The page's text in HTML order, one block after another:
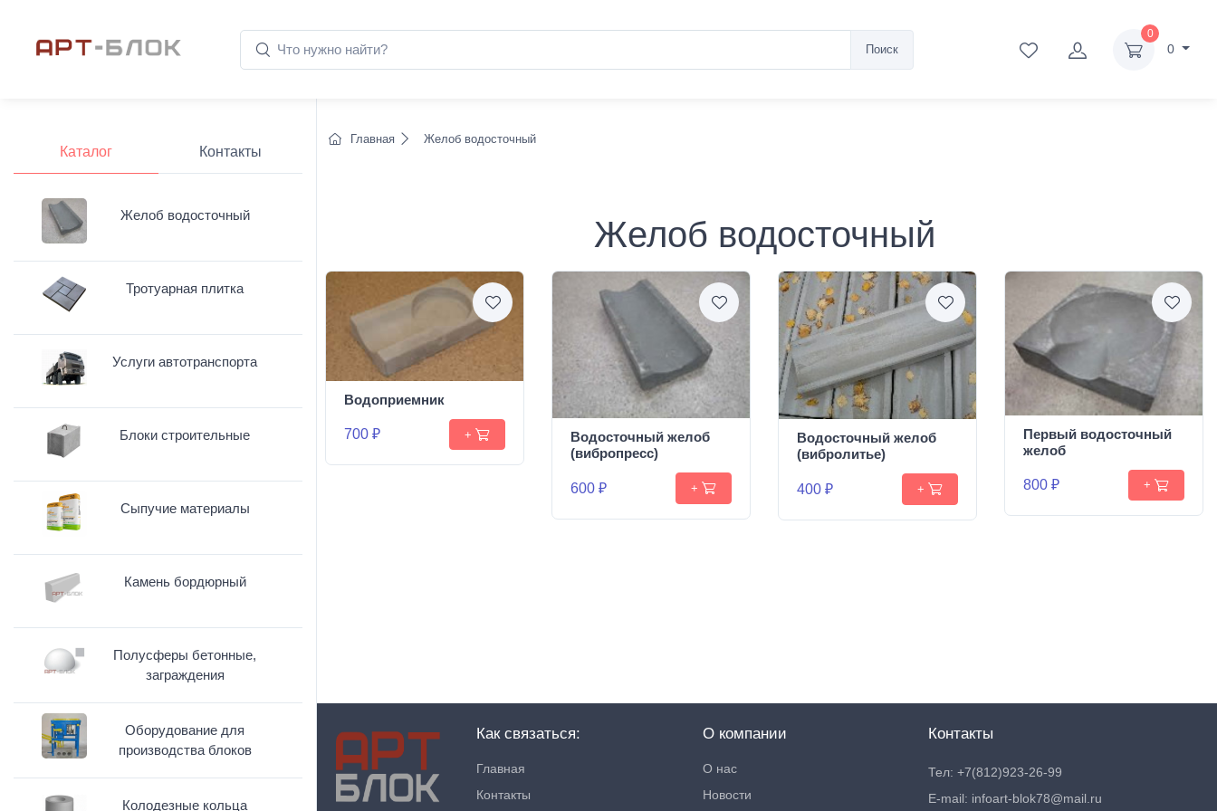
Поиск
0
0
Главная Желоб водосточный
Желоб водосточный
Водоприемник
700 ₽ +
Водосточный желоб
(вибропресс)
600 ₽ +
Водосточный желоб
(вибролитье)
400 ₽ +
Первый водосточный
желоб
800 ₽ +
Каталог Контакты
Желоб водосточный
Тротуарная плитка
Услуги автотранспорта
Блоки строительные
Сыпучие материалы
Камень бордюрный
Полусферы бетонные,
заграждения
Оборудование для
производства блоков
Колодезные кольца
Как связаться:
Главная
Контакты
О компании
О нас
Новости
Контакты
Тел: +7(812)923-26-99
E-mail: infoart-blok78@mail.ru